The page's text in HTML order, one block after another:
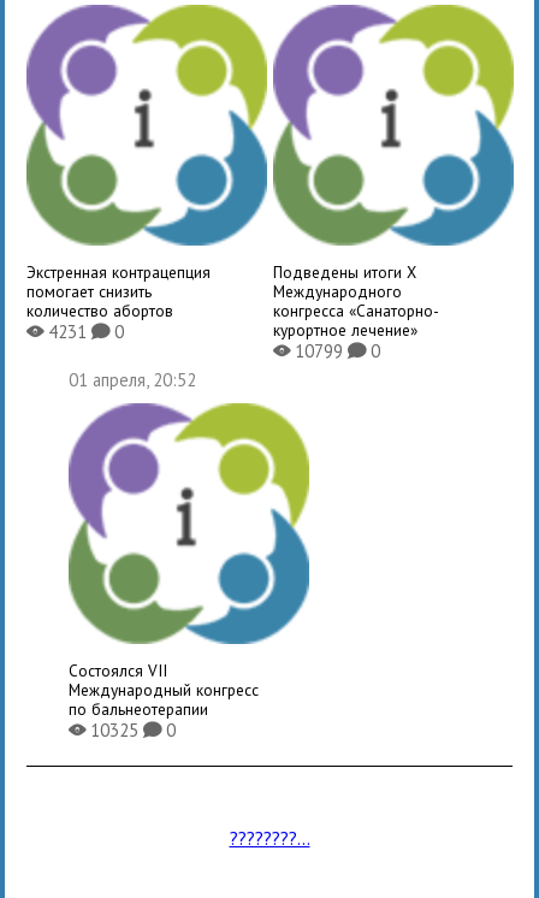
Экстренная контрацепция
помогает снизить
количество абортов
X4231K0
Подведены итоги X
Международного
конгресса «Санаторно-
курортное лечение»
X10799 K0
01 апреля, 20:52
Состоялся VII
Международный конгресс
по бальнеотерапии
X10325K0
????????...